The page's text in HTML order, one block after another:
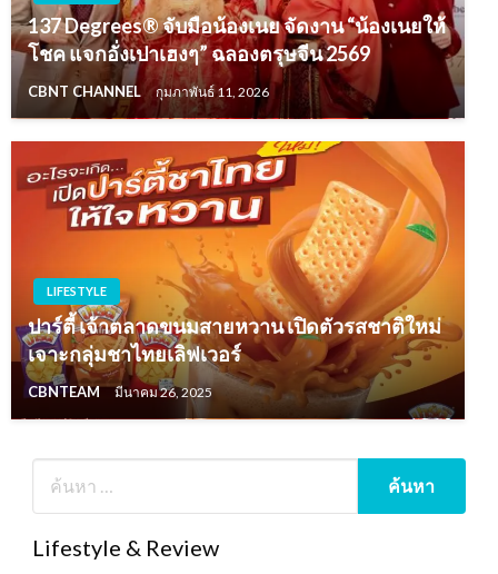
137 Degrees® จับมือน้องเนย จัดงาน “น้องเนยให้
โชค แจกอั่งเปาเฮงๆ” ฉลองตรุษจีน 2569
CBNT CHANNEL กุมภาพันธ์ 11, 2026
LIFESTYLE
ปาร์ตี้ เจ้าตลาดขนมสายหวาน เปิดตัวรสชาติใหม่
เจาะกลุ่มชาไทยเลิฟเวอร์
CBNTEAM มีนาคม 26, 2025
Lifestyle & Review